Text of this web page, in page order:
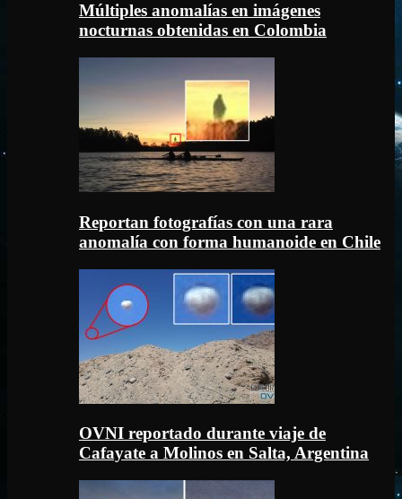
Múltiples anomalías en imágenes
nocturnas obtenidas en Colombia
Reportan fotografías con una rara
anomalía con forma humanoide en Chile
OVNI reportado durante viaje de
Cafayate a Molinos en Salta, Argentina